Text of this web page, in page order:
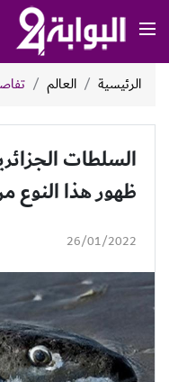
الرئيسية العالم
السلطات
ظهور هذا
26/01/2022